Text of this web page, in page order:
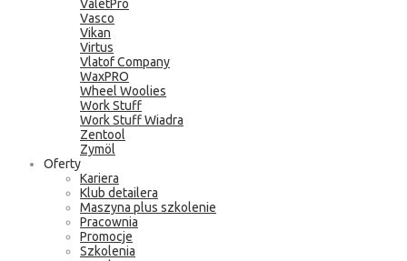
ValetPro
Vasco
Vikan
Virtus
Vlatof Company
WaxPRO
Wheel Woolies
Work Stuff
Work Stuff Wiadra
Zentool
Zymöl
Oferty
Kariera
Klub detailera
Maszyna plus szkolenie
Pracownia
Promocje
Szkolenia